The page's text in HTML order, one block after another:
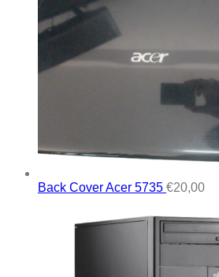
Back Cover Acer 5735 €20,00